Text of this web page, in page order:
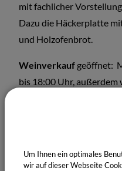
mit fachlicher
Dazu die Häckerplatte
und Holzofenbrot.
Weinverkauf geöffnet:
bis 18:00 Uhr, außerdem
Zum Weinkauf vor Ort
Um Ihnen ein optimales
wir auf dieser Webseite